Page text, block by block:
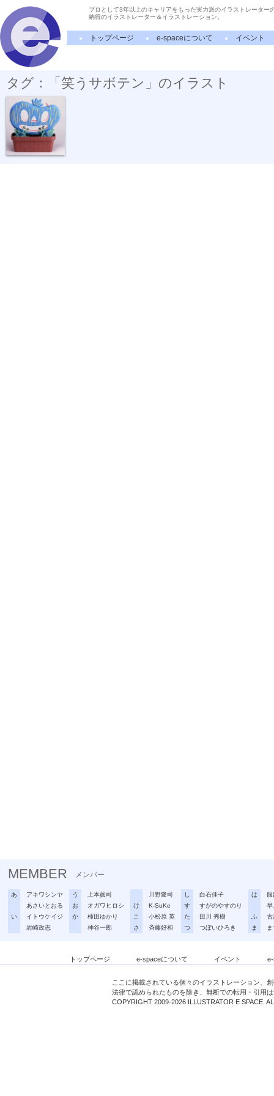
プロとして3年以上のキャリアをもった実力派のイラストレーター
納得のイラストレーター＆イラストレーション。
トップページ e-spaceについて イベント
タグ：「笑うサボテン」のイラスト
笑顔のゆくえ04
MEMBER メンバー
あ
アキワシンヤ
あさいとおる
い
イトウケイジ
岩崎政志
う
上本眞司
お
オガワヒロシ
か
柿田ゆかり
神谷一郎
川野隆司
け
K-SuKe
こ
小松原 英
さ
斉藤好和
し
白石佳子
す
すがのやすのり
た
田川 秀樹
つ
つぼいひろき
は
早
ふ
古
ま
トップページ e-spaceについて イベント
ここに掲載されている個々のイラストレーション、
法律で認められたものを除き、無断での転用・引用
COPYRIGHT 2009-2026 ILLUSTRATOR E SPACE.